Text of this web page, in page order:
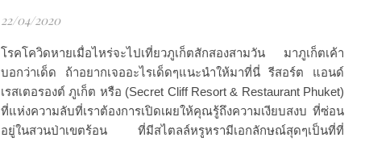
22/04/2020
โรคโควิดหายเมื่อไหร่จะไปเที่ยวภูเก็ตสักสองสามวัน มาภูเก็ตเค้า
บอกว่าเด็ด ถ้าอยากเจออะไรเด็ดๆแนะนำให้มาที่นี่ รีสอร์ต แอนด์
เรสเตอรองต์ ภูเก็ต หรือ (Secret Cliff Resort & Restaurant Phuket)
ที่แห่งความลับที่เราต้องการเปิดเผยให้คุณรู้ถึงความเงียบสงบ ที่ซ่อน
อยู่ในสวนป่าเขตร้อน ที่มีสไตลล์หรูหรามีเอกลักษณ์สุดๆเป็นที่ที่